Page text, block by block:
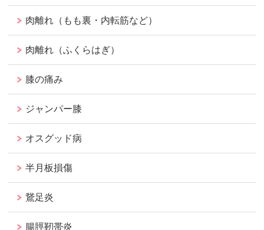
肉離れ（もも裏・内転筋など）
肉離れ（ふくらはぎ）
膝の痛み
ジャンパー膝
オスグッド病
半月板損傷
鵞足炎
腸脛靭帯炎